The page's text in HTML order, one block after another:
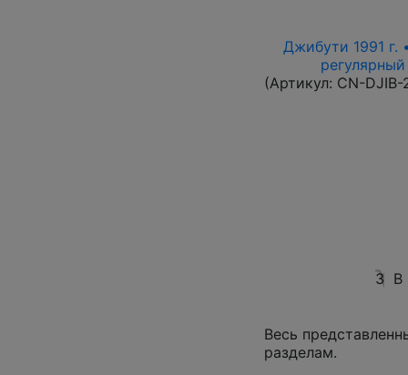
Джибути 1991 г.
(Артикул: CN-DJIB-
3 В
Весь
разделам.